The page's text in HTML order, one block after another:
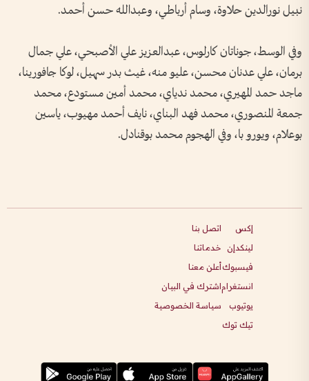
نبيل نورالدين حلاوة، وسام أرباطي، وعبدالله حسن أحمد.
وفي الوسط، جوناتان كارلوس، عبدالعزيز علي الأصبحي، علي جمال
برمان، علي عدنان محسن، عليو منه، غيث بدر سهيل، لوكا جافورينا،
ماجد حمد المهيري، محمد ندياي، محمد أمين مستودع، محمد
جمعة المنصوري، محمد فهد البناي، نايف أحمد مهيوب، ياسين
بوعلام، ويورو با، وفي الهجوم محمد بوقنادل.
إكس
لينكدإن
فيسبوك
انستغرام
يوتيوب
تيك توك
اتصل بنا
خدماتنا
أعلن معنا
اشترك في البيان
سياسة الخصوصية